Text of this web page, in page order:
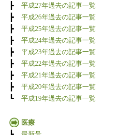
┣ 平成27年過去の記事一覧
┣ 平成26年過去の記事一覧
┣ 平成25年過去の記事一覧
┣ 平成24年過去の記事一覧
┣ 平成23年過去の記事一覧
┣ 平成22年過去の記事一覧
┣ 平成21年過去の記事一覧
┣ 平成20年過去の記事一覧
┗ 平成19年過去の記事一覧
医療